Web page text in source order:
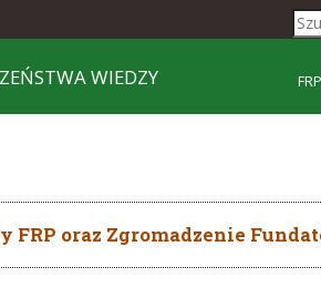
WIEDZY FRP
FRP oraz Zgromadzenie